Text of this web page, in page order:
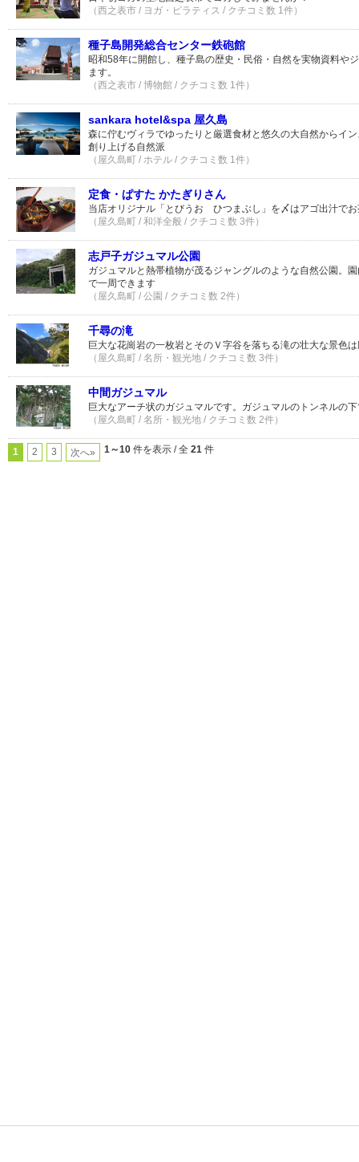
（西之表市 / ヨガ・ピラティス / クチコミ数 1件）
種子島開発総合センター鉄砲館
昭和58年に開館し、種子島の歴史・民俗・自然を実物資料や
ます。
（西之表市 / 博物館 / クチコミ数 1件）
sankara hotel&spa 屋久島
森に佇むヴィラでゆったりと厳選食材と悠久の大自然からイ
創り上げる自然派
（屋久島町 / ホテル / クチコミ数 1件）
定食・ぱすた かたぎりさん
当店オリジナル「とびうお ひつまぶし」を〆はアゴ出汁で
（屋久島町 / 和洋全般 / クチコミ数 3件）
志戸子ガジュマル公園
ガジュマルと熱帯植物が茂るジャングルのような自然公園。
で一周できます
（屋久島町 / 公園 / クチコミ数 2件）
千尋の滝
巨大な花崗岩の一枚岩とそのＶ字谷を落ちる滝の壮大な景色
（屋久島町 / 名所・観光地 / クチコミ数 3件）
中間ガジュマル
巨大なアーチ状のガジュマルです。ガジュマルのトンネルの
（屋久島町 / 名所・観光地 / クチコミ数 2件）
1 2 3 次へ» 1～10 件を表示 / 全 21 件